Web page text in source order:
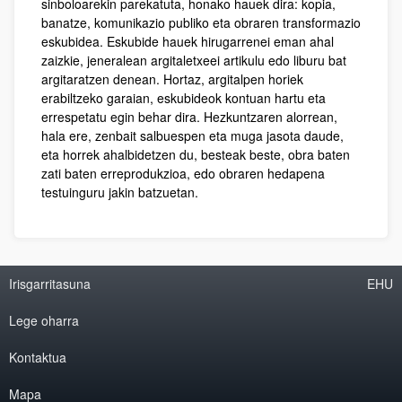
sinboloarekin parekatuta, honako hauek dira: kopia,
banatze, komunikazio publiko eta obraren transformazio
eskubidea. Eskubide hauek hirugarrenei eman ahal
zaizkie, jeneralean argitaletxeei artikulu edo liburu bat
argitaratzen denean. Hortaz, argitalpen horiek
erabiltzeko garaian, eskubideok kontuan hartu eta
errespetatu egin behar dira. Hezkuntzaren alorrean,
hala ere, zenbait salbuespen eta muga jasota daude,
eta horrek ahalbidetzen du, besteak beste, obra baten
zati baten erreprodukzioa, edo obraren hedapena
testuinguru jakin batzuetan.
Irisgarritasuna
Lege oharra
Kontaktua
Mapa
EHU